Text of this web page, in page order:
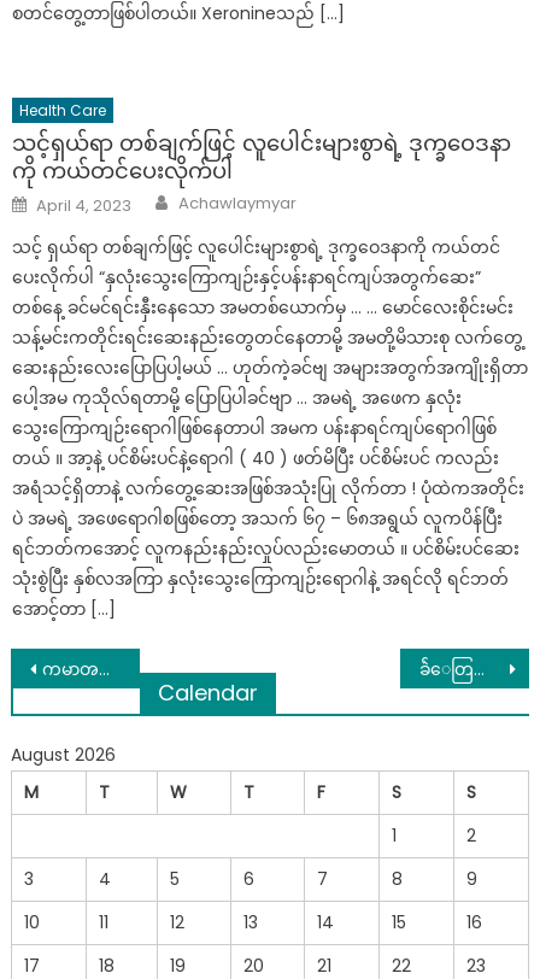
စတင်တွေ့တာဖြစ်ပါတယ်။ Xeronineသည် […]
Health Care
သင့်ရှယ်ရာ တစ်ချက်ဖြင့် လူပေါင်းများစွာရဲ့ ဒုက္ခဝေဒနာ
ကို ကယ်တင်ပေးလိုက်ပါ
Posted
on
April 4, 2023 Author
Achawlaymyar
သင့် ရှယ်ရာ တစ်ချက်ဖြင့် လူပေါင်းများစွာရဲ့ ဒုက္ခဝေဒနာကို ကယ်တင်
ပေးလိုက်ပါ “နှလုံးသွေးကြောကျဉ်းနှင့်ပန်းနာရင်ကျပ်အတွက်ဆေး”
တစ်နေ့ ခင်မင်ရင်းနှီးနေသော အမတစ်ယောက်မှ … … မောင်လေးစိုင်းမင်း
သန့်မင်းကတိုင်းရင်းဆေးနည်းတွေတင်နေတာမို့ အမတို့မိသားစု လက်တွေ့
ဆေးနည်းလေးပြောပြပါ့မယ် … ဟုတ်ကဲ့ခင်ဗျ အများအတွက်အကျိုးရှိတာ
ပေါ့အမ ကုသိုလ်ရတာမို့ ပြောပြပါခင်ဗျာ … အမရဲ့ အဖေက နှလုံး
သွေးကြောကျဉ်းရောဂါဖြစ်နေတာပါ အမက ပန်းနာရင်ကျပ်ရောဂါဖြစ်
တယ် ။ အာ့နဲ့ ပင်စိမ်းပင်နဲ့ရောဂါ ( 40 ) ဖတ်မိပြီး ပင်စိမ်းပင် ကလည်း
အရံသင့်ရှိတာနဲ့ လက်တွေ့ဆေးအဖြစ်အသုံးပြု လိုက်တာ ! ပုံထဲကအတိုင်း
ပဲ အမရဲ့ အဖေရောဂါစဖြစ်တော့ အသက် ၆၇ – ၆၈အရွယ် လူကပိန်ပြီး
ရင်ဘတ်ကအောင့် လူကနည်းနည်းလှုပ်လည်းမောတယ် ။ ပင်စိမ်းပင်ဆေး
သုံးစွဲပြီး နှစ်လအကြာ နှလုံးသွေးကြောကျဉ်းရောဂါနဲ့ အရင်လို ရင်ဘတ်
အောင့်တာ […]
Post
navigation
ကမာၻ႔အပ်င္းထူၿပိဳင္ပြဲတြင္ ေသးထမေပါက္၊ေရထမေသာက္ဘဲ နာရီ၆၀တိတိကို အိပ္ရာထဲလွဲေနႏိုင္ခဲ့ၿပီး ပထမဆုကို ဆြတ္ခူးရရွိခဲ့သည့္အမ်ိဳးသား ခ်ဲေတြထီေတြ မေျပာနဲ႔ ကံစမ္းမဲဆို ၁ဝဝတန္ေတာင္ မေပါက္ဖူးဘူး ဆိုရင္ ေအာက္ပါ အတိုင္းျပဳလုပ္ ေဆာင္႐ြက္ ေပးပါ
Calendar
August 2026
M
T W T F S
S
1
2
3
4 5 6 7 8
9
10
11 12 13 14 15
16
17
18 19 20 21 22
23